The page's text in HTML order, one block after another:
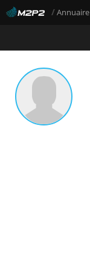
/Annuaire